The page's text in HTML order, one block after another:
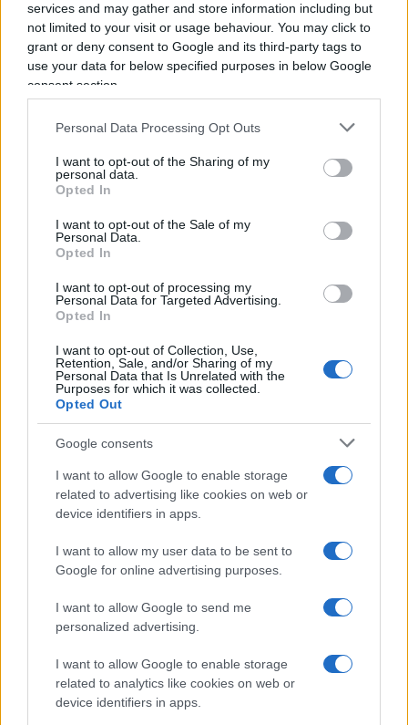
services and may gather and store information including but
not limited to your visit or usage behaviour. You may click to
grant or deny consent to Google and its third-party tags to
use your data for below specified purposes in below Google
consent section.
Personal Data Processing Opt Outs
I want to opt-out of the Sharing of my
personal data.
Opted In
I want to opt-out of the Sale of my
Personal Data.
Opted In
I want to opt-out of processing my
Personal Data for Targeted Advertising.
Opted In
I want to opt-out of Collection, Use,
Retention, Sale, and/or Sharing of my
Personal Data that Is Unrelated with the
Purposes for which it was collected.
Opted Out
Google consents
I want to allow Google to enable storage
related to advertising like cookies on web or
device identifiers in apps.
I want to allow my user data to be sent to
Google for online advertising purposes.
I want to allow Google to send me
personalized advertising.
I want to allow Google to enable storage
related to analytics like cookies on web or
device identifiers in apps.
Potrebbe verificarsi ancora qualcosa di simile?
Certo che sì, anzi è da mettere in conto nella
programmazione di protezione civile e di difesa
civile. Oltre vent’anni dopo, abbiamo strumenti
migliori e comunicazioni più efficaci (o almeno si
controllo totale della rete elettrica
già
partendo dalle centrali (che più di quelle nucleari
non sembrano essercene come le più idonee e
sicure) fino alle stazioni di smistamento ed
Ma è cruciale ed imprescindibile fare bene
attenzione a non dimenticare che (purtroppo),
questa società moderna, senza energia elettrica è
letteralmente spacciata
indispensabile dell’acqua potabile. Senza energia
elettrica, le vasche di raccolta della potabile
rimangono opera morta e le tubazioni vuote.
E già che parliamo di acqua
È un dato Istat: in Italia, il 42 per cento dell’acqua
potabile disponibilesi perde nelle condutture
stimava che l’acqua che si perde nei tubi
basterebbe a soddisfare per un anno intero le